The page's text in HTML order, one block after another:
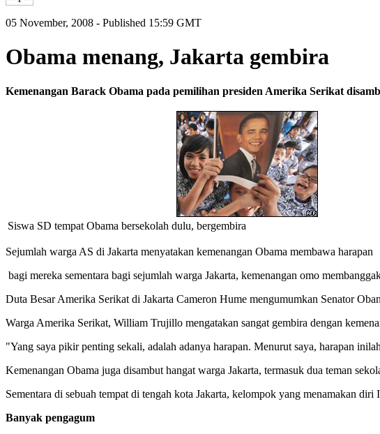
05 November, 2008 - Published 15:59 GMT
Obama menang, Jakarta gembira
Kemenangan Barack Obama pada pemilihan presiden Amerika Serikat
Siswa SD tempat Obama bersekolah dulu, bergembira
Sejumlah warga AS di Jakarta menyatakan kemenangan Obama membawa harapan
bagi mereka sementara bagi sejumlah warga Jakarta, kemenangan omo
Duta Besar Amerika Serikat di Jakarta Cameron Hume mengumumkan Senator
Warga Amerika Serikat, William Trujillo mengatakan sangat gembira dengan
"Yang saya pikir penting sekali, adalah adanya harapan. Menurut saya, harapan
Kemenangan Obama juga disambut hangat warga Jakarta, termasuk dua teman
Sementara di sebuah tempat di tengah kota Jakarta, kelompok yang menamakan
Banyak pengagum